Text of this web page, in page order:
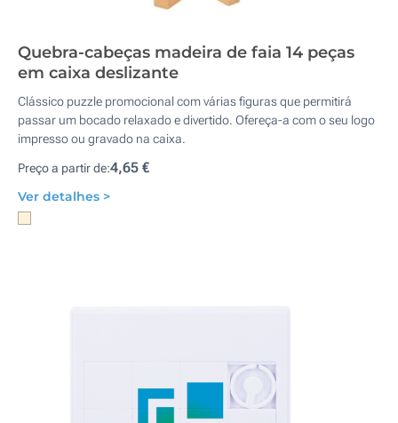
Quebra-cabeças madeira de faia 14 peças
em caixa deslizante
Clássico puzzle promocional com várias figuras que permitirá
passar um bocado relaxado e divertido. Ofereça-a com o seu logo
impresso ou gravado na caixa.
Preço a partir de:4,65 €
Ver detalhes >